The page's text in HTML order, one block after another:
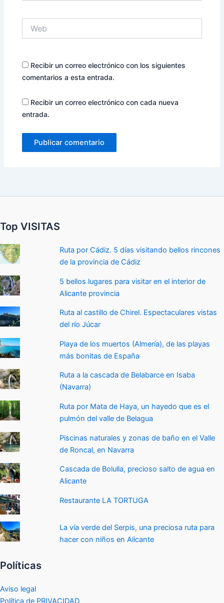
Recibir un correo electrónico con los siguientes
comentarios a esta entrada.
Recibir un correo electrónico con cada nueva
entrada.
Top VISITAS
Ruta por Cádiz. 5 días visitando bellos rincones
de la provincia de Cádiz
5 bellos lugares para visitar en el interior de
Alicante provincia
Ruta al castillo de Chirel. Espectaculares vistas
del río Júcar
Playa de los muertos (Almería), de las playas
más bonitas de España
Ruta a la cascada de Belabarce en Isaba
(Navarra)
Ruta por Mata de Haya, un hayedo que es el
pulmón del valle de Belagua
Piscinas naturales y zonas de baño en el Valle
de Roncal, en Navarra
Cascada de Bolulla, precioso salto de agua en
Alicante
Restaurante LA TORTUGA
La vía verde del Serpis, una preciosa ruta para
hacer con niños en Alicante
Políticas
Aviso legal
Política de PRIVACIDAD